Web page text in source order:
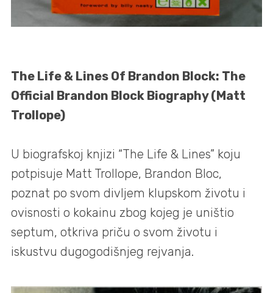
The Life & Lines Of Brandon Block: The
Official Brandon Block Biography (Matt
Trollope)
U biografskoj knjizi “The Life & Lines” koju
potpisuje Matt Trollope, Brandon Bloc,
poznat po svom divljem klupskom životu i
ovisnosti o kokainu zbog kojeg je uništio
septum, otkriva priču o svom životu i
iskustvu dugogodišnjeg rejvanja.